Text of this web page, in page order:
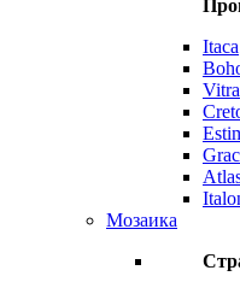
Itaca
Vitra
Мозаика